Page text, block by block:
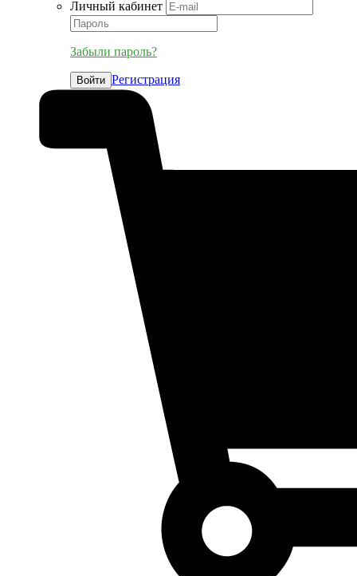
Личный кабинет
Забыли пароль?
Войти Регистрация